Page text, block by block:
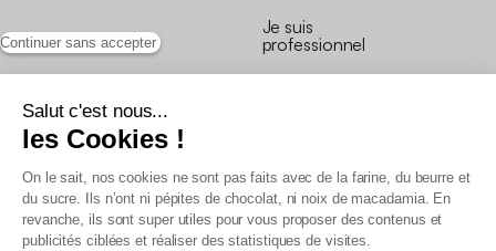
Continuer sans accepter
Salut c'est nous...
les Cookies !
On le sait, nos cookies ne sont pas faits avec de la farine, du beurre et
du sucre. Ils n’ont ni pépites de chocolat, ni noix de macadamia. En
revanche, ils sont super utiles pour vous proposer des contenus et
publicités ciblées et réaliser des statistiques de visites.
Je suis
professionnel
Conditions générales de vente
Conditions générales du programme de fidélité
Charte de données personnelles